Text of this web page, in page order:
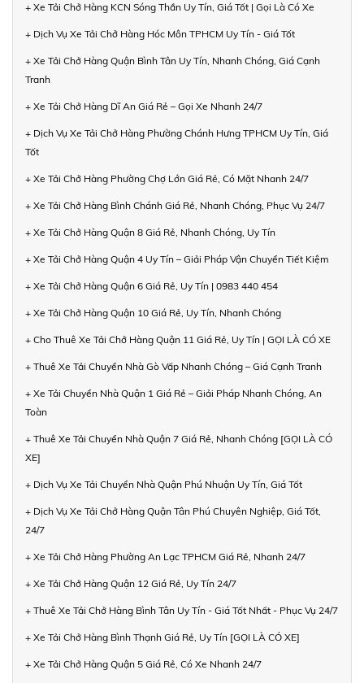
+ Xe Tải Chở Hàng KCN Sóng Thần Uy Tín, Giá Tốt | Gọi Là Có Xe
+ Dịch Vụ Xe Tải Chở Hàng Hóc Môn TPHCM Uy Tín - Giá Tốt
+ Xe Tải Chở Hàng Quận Bình Tân Uy Tín, Nhanh Chóng, Giá Cạnh
Tranh
+ Xe Tải Chở Hàng Dĩ An Giá Rẻ – Gọi Xe Nhanh 24/7
+ Dịch Vụ Xe Tải Chở Hàng Phường Chánh Hưng TPHCM Uy Tín, Giá
Tốt
+ Xe Tải Chở Hàng Phường Chợ Lớn Giá Rẻ, Có Mặt Nhanh 24/7
+ Xe Tải Chở Hàng Bình Chánh Giá Rẻ, Nhanh Chóng, Phục Vụ 24/7
+ Xe Tải Chở Hàng Quận 8 Giá Rẻ, Nhanh Chóng, Uy Tín
+ Xe Tải Chở Hàng Quận 4 Uy Tín – Giải Pháp Vận Chuyển Tiết Kiệm
+ Xe Tải Chở Hàng Quận 6 Giá Rẻ, Uy Tín | 0983 440 454
+ Xe Tải Chở Hàng Quận 10 Giá Rẻ, Uy Tín, Nhanh Chóng
+ Cho Thuê Xe Tải Chở Hàng Quận 11 Giá Rẻ, Uy Tín | GỌI LÀ CÓ XE
+ Thuê Xe Tải Chuyển Nhà Gò Vấp Nhanh Chóng – Giá Cạnh Tranh
+ Xe Tải Chuyển Nhà Quận 1 Giá Rẻ – Giải Pháp Nhanh Chóng, An
Toàn
+ Thuê Xe Tải Chuyển Nhà Quận 7 Giá Rẻ, Nhanh Chóng [GỌI LÀ CÓ
XE]
+ Dịch Vụ Xe Tải Chuyển Nhà Quận Phú Nhuận Uy Tín, Giá Tốt
+ Dịch Vụ Xe Tải Chở Hàng Quận Tân Phú Chuyên Nghiệp, Giá Tốt,
24/7
+ Xe Tải Chở Hàng Phường An Lạc TPHCM Giá Rẻ, Nhanh 24/7
+ Xe Tải Chở Hàng Quận 12 Giá Rẻ, Uy Tín 24/7
+ Thuê Xe Tải Chở Hàng Bình Tân Uy Tín - Giá Tốt Nhất - Phục Vụ 24/7
+ Xe Tải Chở Hàng Bình Thạnh Giá Rẻ, Uy Tín [GỌI LÀ CÓ XE]
+ Xe Tải Chở Hàng Quận 5 Giá Rẻ, Có Xe Nhanh 24/7